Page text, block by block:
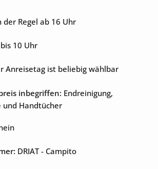
der Regel ab 16 Uhr
bis 10 Uhr
Anreisetag ist beliebig wählbar
inbegriffen: Endreinigung,
und Handtücher
DRIAT - Campito